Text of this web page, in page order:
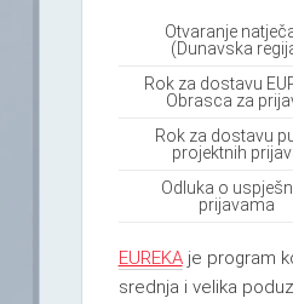
Otvaranje
(Dunavska
Rok za dostavu
Obrasca za
Rok za dostavu
projektnih
Odluka o
prijavama
EUREKAje program
srednja i velika